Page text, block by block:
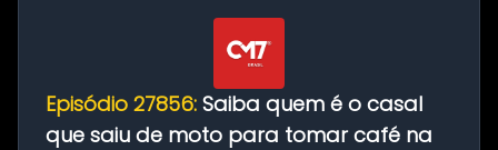
Episódio 27856: Saiba quem é o casal
que saiu de moto para tomar café na